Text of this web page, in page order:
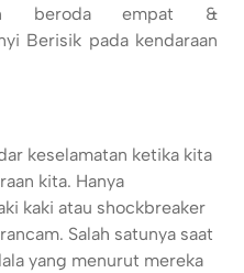
beroda empat &
Berisik pada kendaraan
keselamatan ketika kita
kita. Hanya
kaki atau shockbreaker
Salah satunya saat
yang menurut mereka